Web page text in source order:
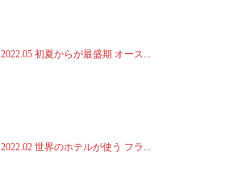
2022.05 初夏からが最盛期 オース...
2022.02 世界のホテルが使う フラ...